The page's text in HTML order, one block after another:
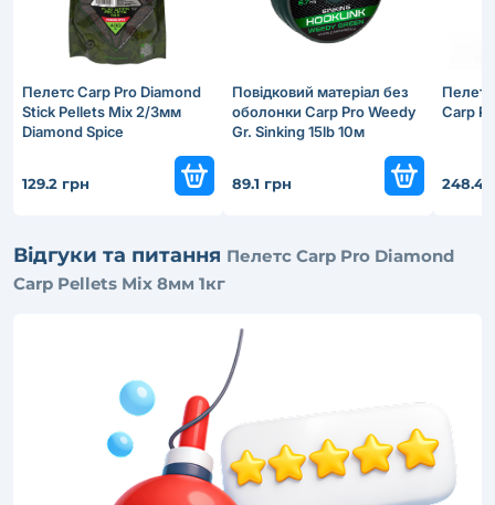
Пелетс Carp Pro Diamond
Stick Pellets Mix 2/3мм
Diamond Spice
129.2 грн
Повідковий матеріал без
оболонки Carp Pro Weedy
Gr. Sinking 15lb 10м
89.1 грн
Сarp
248.4
Відгуки та питання Пелетс Carp Pro Diamond
Сarp Pellets Mix 8мм 1кг